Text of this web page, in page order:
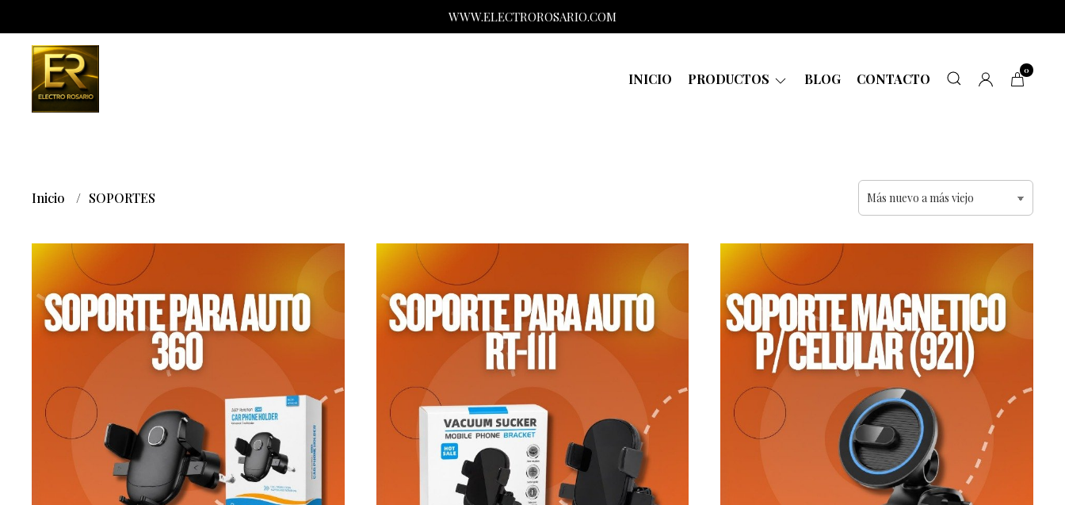
WWW.ELECTROROSARIO.COM
INICIO PRODUCTOS BLOG CONTACTO
0
Inicio SOPORTES